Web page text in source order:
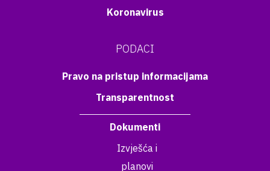
Koronavirus
PODACI
Pravo na pristup informacijama
Transparentnost
Dokumenti
Izvješća i
planovi